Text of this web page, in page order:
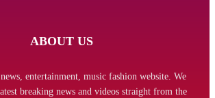
ABOUT US
entertainment, music fashion website. We
breaking news and videos straight from the